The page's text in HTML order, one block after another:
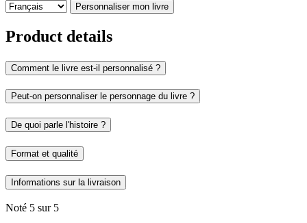
Personnaliser mon livre
Product details
Comment le livre est-il personnalisé ?
Peut-on personnaliser le personnage du livre ?
De quoi parle l'histoire ?
Format et qualité
Informations sur la livraison
Noté 5 sur 5